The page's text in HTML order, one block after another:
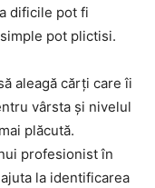
dificile pot fi
pot plictisi.
aleagă cărți care îi
vârsta și nivelul
plăcută.
profesionist în
la identificarea